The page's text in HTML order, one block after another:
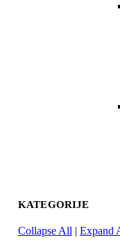
KATEGORIJE
Collapse All | Expand